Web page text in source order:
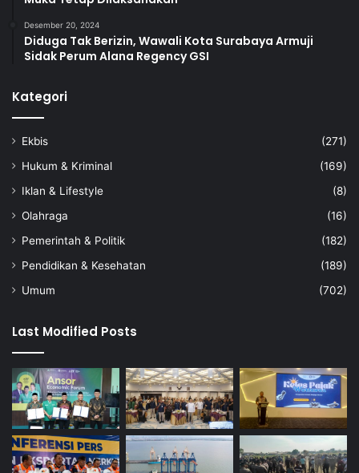
Desember 20, 2024
Diduga Tak Berizin, Wawali Kota Surabaya Armuji
Sidak Perum Alana Regency GSI
Kategori
Ekbis
(271)
Hukum & Kriminal
(169)
Iklan & Lifestyle
(8)
Olahraga
(16)
Pemerintah & Politik
(182)
Pendidikan & Kesehatan
(189)
Umum
(702)
Last Modified Posts